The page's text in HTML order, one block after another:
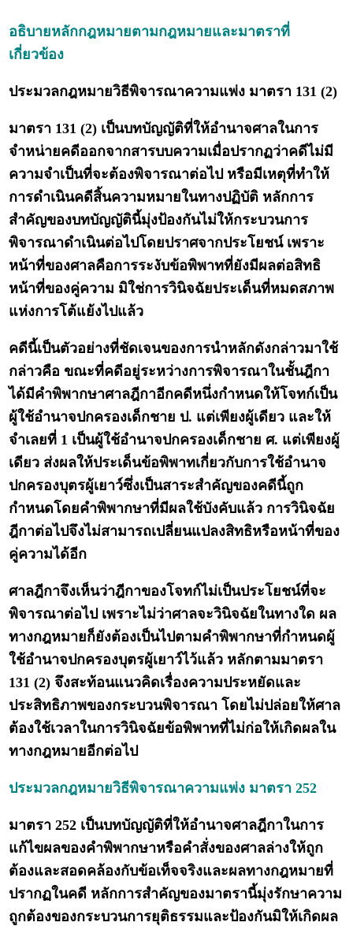
อธิบายหลักกฎหมายตามกฎหมายและมาตราที่
เกี่ยวข้อง
ประมวลกฎหมายวิธีพิจารณาความแพ่ง มาตรา 131 (2)
มาตรา 131 (2) เป็นบทบัญญัติที่ให้อำนาจศาลในการ
จำหน่ายคดีออกจากสารบบความเมื่อปรากฏว่าคดีไม่มี
ความจำเป็นที่จะต้องพิจารณาต่อไป หรือมีเหตุที่ทำให้
การดำเนินคดีสิ้นความหมายในทางปฏิบัติ หลักการ
สำคัญของบทบัญญัตินี้มุ่งป้องกันไม่ให้กระบวนการ
พิจารณาดำเนินต่อไปโดยปราศจากประโยชน์ เพราะ
หน้าที่ของศาลคือการระงับข้อพิพาทที่ยังมีผลต่อสิทธิ
หน้าที่ของคู่ความ มิใช่การวินิจฉัยประเด็นที่หมดสภาพ
แห่งการโต้แย้งไปแล้ว
คดีนี้เป็นตัวอย่างที่ชัดเจนของการนำหลักดังกล่าวมาใช้
กล่าวคือ ขณะที่คดีอยู่ระหว่างการพิจารณาในชั้นฎีกา
ได้มีคำพิพากษาศาลฎีกาอีกคดีหนึ่งกำหนดให้โจทก์เป็น
ผู้ใช้อำนาจปกครองเด็กชาย ป. แต่เพียงผู้เดียว และให้
จำเลยที่ 1 เป็นผู้ใช้อำนาจปกครองเด็กชาย ศ. แต่เพียงผู้
เดียว ส่งผลให้ประเด็นข้อพิพาทเกี่ยวกับการใช้อำนาจ
ปกครองบุตรผู้เยาว์ซึ่งเป็นสาระสำคัญของคดีนี้ถูก
กำหนดโดยคำพิพากษาที่มีผลใช้บังคับแล้ว การวินิจฉัย
ฎีกาต่อไปจึงไม่สามารถเปลี่ยนแปลงสิทธิหรือหน้าที่ของ
คู่ความได้อีก
ศาลฎีกาจึงเห็นว่าฎีกาของโจทก์ไม่เป็นประโยชน์ที่จะ
พิจารณาต่อไป เพราะไม่ว่าศาลจะวินิจฉัยในทางใด ผล
ทางกฎหมายก็ยังต้องเป็นไปตามคำพิพากษาที่กำหนดผู้
ใช้อำนาจปกครองบุตรผู้เยาว์ไว้แล้ว หลักตามมาตรา
131 (2) จึงสะท้อนแนวคิดเรื่องความประหยัดและ
ประสิทธิภาพของกระบวนพิจารณา โดยไม่ปล่อยให้ศาล
ต้องใช้เวลาในการวินิจฉัยข้อพิพาทที่ไม่ก่อให้เกิดผลใน
ทางกฎหมายอีกต่อไป
ประมวลกฎหมายวิธีพิจารณาความแพ่ง มาตรา 252
มาตรา 252 เป็นบทบัญญัติที่ให้อำนาจศาลฎีกาในการ
แก้ไขผลของคำพิพากษาหรือคำสั่งของศาลล่างให้ถูก
ต้องและสอดคล้องกับข้อเท็จจริงและผลทางกฎหมายที่
ปรากฏในคดี หลักการสำคัญของมาตรานี้มุ่งรักษาความ
ถูกต้องของกระบวนการยุติธรรมและป้องกันมิให้เกิดผล